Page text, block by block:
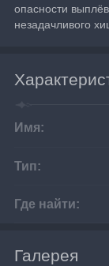
опасности
незадачливого
Имя:
Тип:
Где найти:
Галерея